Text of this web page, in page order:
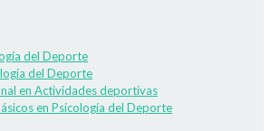
del Deporte
del Deporte
en Actividades deportivas
en Psicología del Deporte